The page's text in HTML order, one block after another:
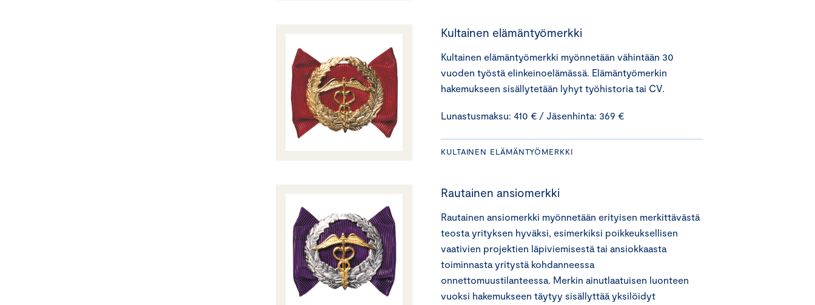
Kultainen elämäntyömerkki
Kultainen elämäntyömerkki myönnetään vähintään 30
vuoden työstä elinkeinoelämässä. Elämäntyömerkin
hakemukseen sisällytetään lyhyt työhistoria tai CV.
Lunastusmaksu: 410 € / Jäsenhinta: 369 €
KULTAINEN ELÄMÄNTYÖMERKKI
Rautainen ansiomerkki
Rautainen ansiomerkki myönnetään erityisen merkittävästä
teosta yrityksen hyväksi, esimerkiksi poikkeuksellisen
vaativien projektien läpiviemisestä tai ansiokkaasta
toiminnasta yritystä kohdanneessa
onnettomuustilanteessa. Merkin ainutlaatuisen luonteen
vuoksi hakemukseen täytyy sisällyttää yksilöidyt